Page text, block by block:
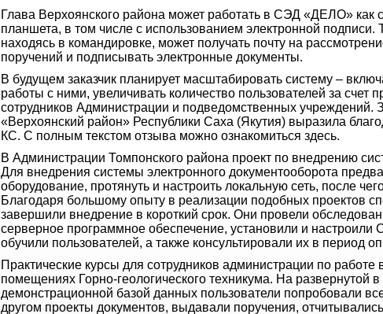
Глава Верхоянского района может работать в СЭД «ДЕЛО» как
планшета, в том числе с использованием электронной
находясь в командировке, может получать почту на
поручений и подписывать электронные документы.
В будущем заказчик планирует масштабировать систему –
работы с ними, увеличивать количество пользователей за счет
сотрудников Администрации и подведомственных
«Верхоянский район» Республики Саха (Якутия) выразила
КС. С полным текстом отзыва можно ознакомиться здесь.
В Администрации Томпонского района проект по внедрению
Для внедрения системы электронного документооборота
оборудование, протянуть и настроить локальную сеть, после
Благодаря большому опыту в реализации подобных проектов
завершили внедрение в короткий срок. Они провели
серверное программное обеспечение, установили и
обучили пользователей, а также консультировали их в период
Практические курсы для сотрудников администрации по
помещениях Горно-геологического техникума. На
демонстрационной базой данных пользователи попробовали
другом проекты документов, выдавали поручения,